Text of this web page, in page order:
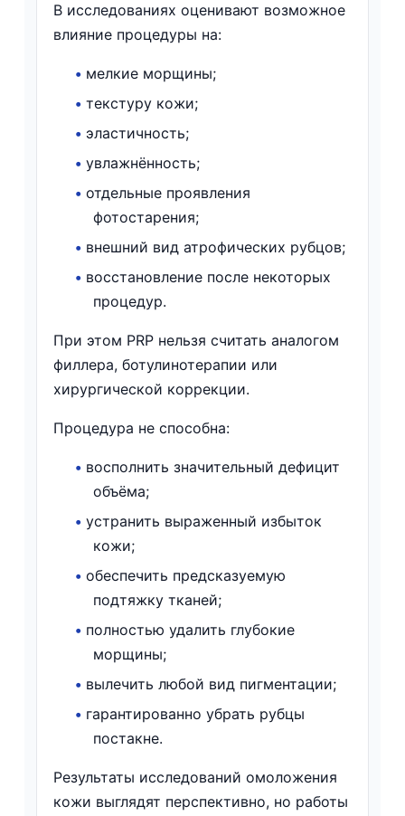
В исследованиях оценивают возможное
влияние процедуры на:
• мелкие морщины;
• текстуру кожи;
• эластичность;
• увлажнённость;
• отдельные проявления
фотостарения;
• внешний вид атрофических рубцов;
• восстановление после некоторых
процедур.
При этом PRP нельзя считать аналогом
филлера, ботулинотерапии или
хирургической коррекции.
Процедура не способна:
• восполнить значительный дефицит
объёма;
• устранить выраженный избыток
кожи;
• обеспечить предсказуемую
подтяжку тканей;
• полностью удалить глубокие
морщины;
• вылечить любой вид пигментации;
• гарантированно убрать рубцы
постакне.
Результаты исследований омоложения
кожи выглядят перспективно, но работы